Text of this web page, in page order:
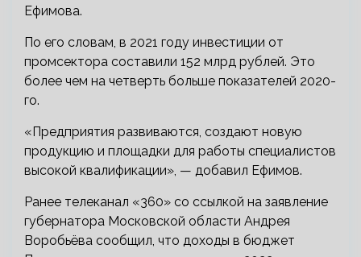
Ефимова.
По его словам, в 2021 году инвестиции от
промсектора составили 152 млрд рублей. Это
более чем на четверть больше показателей 2020-
го.
«Предприятия развиваются, создают новую
продукцию и площадки для работы специалистов
высокой квалификации», — добавил Ефимов.
Ранее телеканал «360» со ссылкой на заявление
губернатора Московской области Андрея
Воробьёва сообщил, что доходы в бюджет